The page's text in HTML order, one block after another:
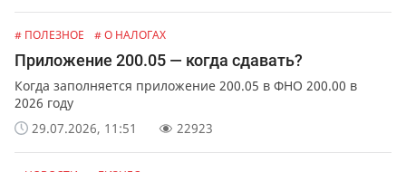
# ПОЛЕЗНОЕ # О НАЛОГАХ
Приложение 200.05 — когда сдавать?
Когда заполняется приложение 200.05 в ФНО 200.00 в
2026 году
29.07.2026, 11:51
22923